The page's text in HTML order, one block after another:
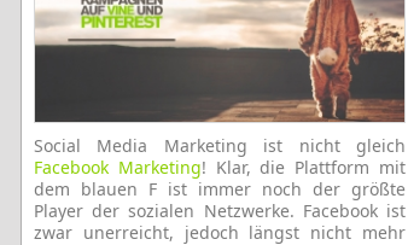
Social Media Marketing ist nicht gleich
Facebook Marketing! Klar, die Plattform mit
dem blauen F ist immer noch der größte
Player der sozialen Netzwerke. Facebook ist
zwar unerreicht, jedoch längst nicht mehr